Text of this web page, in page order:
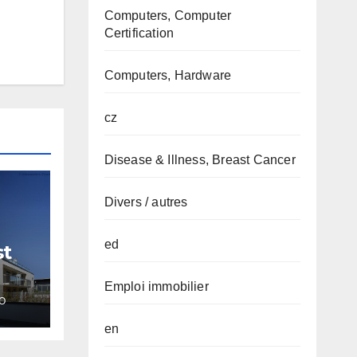
Computers, Computer
Certification
Computers, Hardware
cz
Disease & Illness, Breast Cancer
Divers / autres
ed
Emploi immobilier
en